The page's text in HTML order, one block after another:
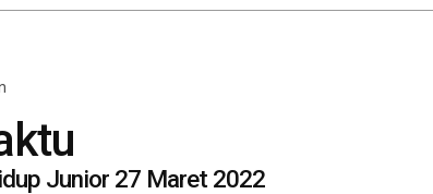
Junior 27 Maret 2022